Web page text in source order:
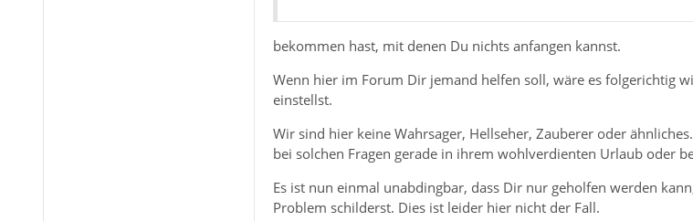
bekommen hast, mit denen Du nichts anfangen kannst.
Wenn hier im Forum Dir jemand helfen soll, wäre es folgerichtig
einstellst.
Wir sind hier keine Wahrsager, Hellseher, Zauberer oder
bei solchen Fragen gerade in ihrem wohlverdienten Urlaub oder
Es ist nun einmal unabdingbar, dass Dir nur geholfen werden
Problem schilderst. Dies ist leider hier nicht der Fall.